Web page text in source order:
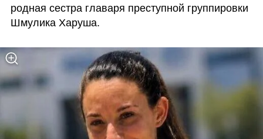
родная сестра главаря преступной группировки
Шмулика Харуша.